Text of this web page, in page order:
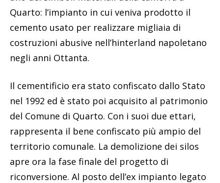
Quarto: l’impianto in cui veniva prodotto il
cemento usato per realizzare migliaia di
costruzioni abusive nell’hinterland napoletano
negli anni Ottanta.
Il cementificio era stato confiscato dallo Stato
nel 1992 ed è stato poi acquisito al patrimonio
del Comune di Quarto. Con i suoi due ettari,
rappresenta il bene confiscato più ampio del
territorio comunale. La demolizione dei silos
apre ora la fase finale del progetto di
riconversione. Al posto dell’ex impianto legato